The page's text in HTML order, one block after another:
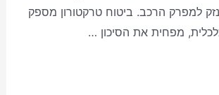
למפרק הרכב. ביטוח טרקטורון מספק
מפחית את הסיכון …